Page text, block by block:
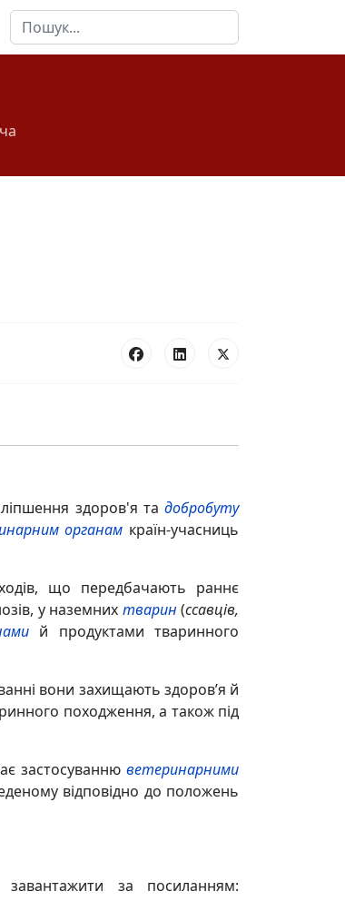
Пошук
здоров'я тадобробуту
органам країн-учасниць
що передбачають раннє
у наземних тварин (ссавців,
й продуктами тваринного
вони захищають здоров’я й
походження, а також під
застосуваннюветеринарними
відповідно до положень
за посиланням: